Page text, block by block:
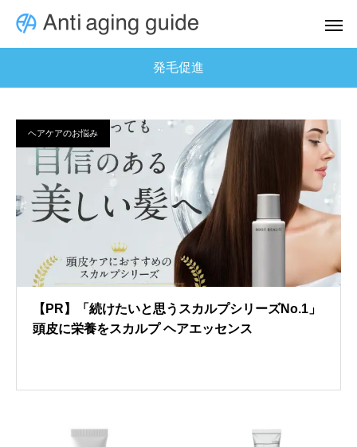
発毛促進
ヘアケアのお悩み
【PR】「続けたいと思うスカルプシリーズNo.1」
頭皮に栄養をスカルプ ヘアエッセンス